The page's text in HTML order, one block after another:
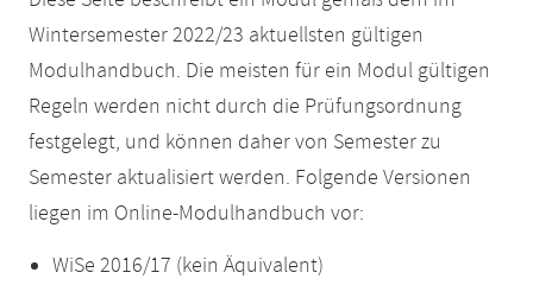
Wintersemester 2022/23 aktuellsten gültigen
Modulhandbuch. Die meisten für ein Modul gültigen
Regeln werden nicht durch die Prüfungsordnung
festgelegt, und können daher von Semester zu
Semester aktualisiert werden. Folgende Versionen
liegen im Online-Modulhandbuch vor:
WiSe 2016/17 (kein Äquivalent)